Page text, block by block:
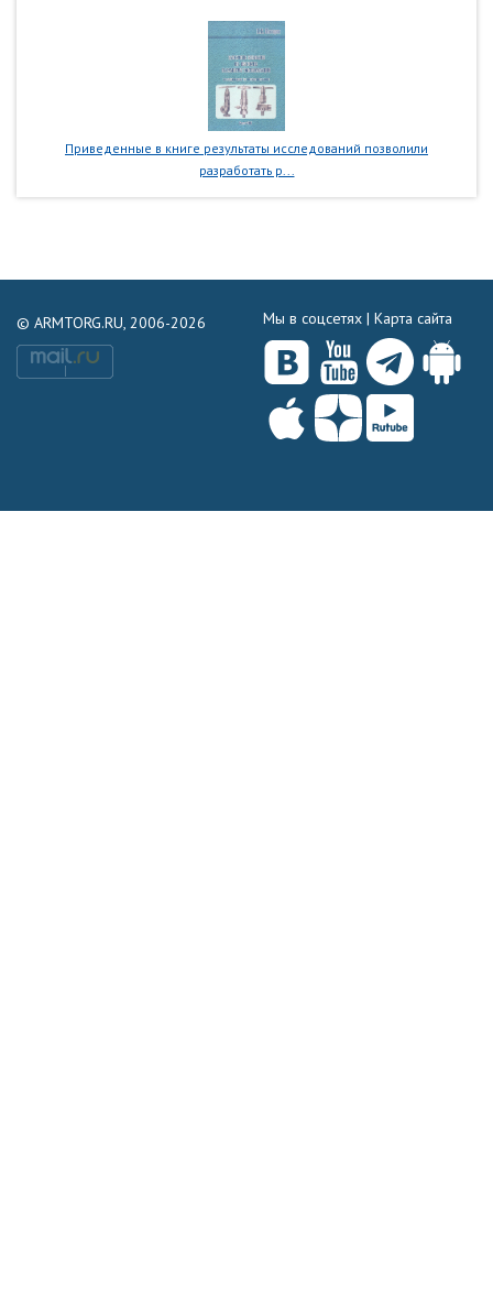
Приведенные в книге результаты исследований позволили
разработать р...
© ARMTORG.RU, 2006-2026 Мы в соцсетях | Карта сайта